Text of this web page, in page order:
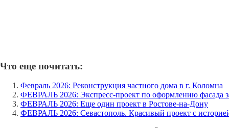
Что еще почитать:
Февраль 2026: Реконструкция частного дома в г. Коломна
ФЕВРАЛЬ 2026: Экспресс-проект по оформлению фасада
ФЕВРАЛЬ 2026: Еще один проект в Ростове-на-Дону
ФЕВРАЛЬ 2026: Севастополь. Красивый проект с